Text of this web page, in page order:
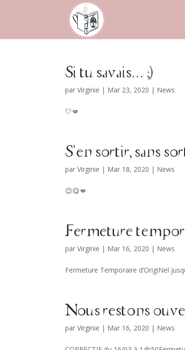
Si tu savais… ;)
parVirginie | Mar 23, 2020 | News
🤍💋
S’en sortir, sans
parVirginie | Mar 18, 2020 | News
😊😋💋
Fermeture
parVirginie | Mar 16, 2020 | News
Fermeture Temporaire d’OrigiNel
Nous restons
parVirginie | Mar 16, 2020 | News